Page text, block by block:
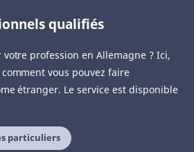
qualifiés
votre profession en Allemagne ? Ici,
vous pouvez faire
étranger. Le service est disponible
particuliers